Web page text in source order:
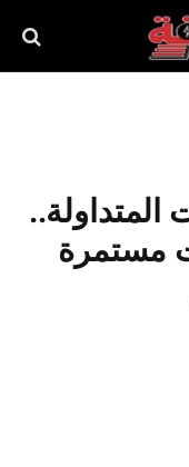
المتداولة..
مستمرة